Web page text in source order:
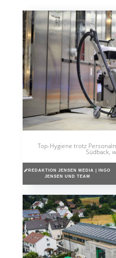
Top-Hygiene trotz
Südback,
REDAKTION JENSEN MEDIA | INGO
JENSEN UND TEAM